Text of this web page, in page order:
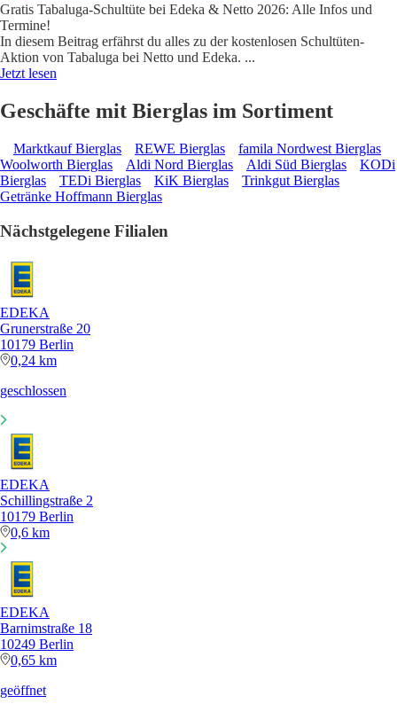
Gratis Tabaluga-Schultüte bei Edeka & Netto 2026: Alle Infos und
Termine!
In diesem Beitrag erfährst du alles zu der kostenlosen Schultüten-
Aktion von Tabaluga bei Netto und Edeka. ...
Jetzt lesen
Geschäfte mit Bierglas im Sortiment
Marktkauf Bierglas REWE Bierglas
famila Nordwest Bierglas
Woolworth Bierglas
Aldi Nord Bierglas Aldi Süd Bierglas
KODi
Bierglas
TEDi Bierglas KiK Bierglas
Trinkgut Bierglas
Getränke Hoffmann Bierglas
Nächstgelegene Filialen
EDEKA
Grunerstraße 20
10179 Berlin
0,24 km
geschlossen
EDEKA
Schillingstraße 2
10179 Berlin
0,6 km
EDEKA
Barnimstraße 18
10249 Berlin
0,65 km
geöffnet